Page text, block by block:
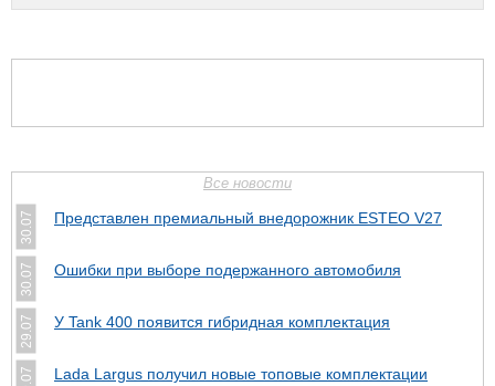
Все новости
30.07 Представлен премиальный внедорожник ESTEO V27
30.07 Ошибки при выборе подержанного автомобиля
29.07 У Tank 400 появится гибридная комплектация
Lada Largus получил новые топовые комплектации